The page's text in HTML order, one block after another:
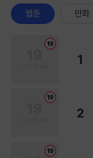
웹툰 만화
1
2